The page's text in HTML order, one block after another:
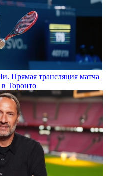
Прямая трансляция матча
в Торонто